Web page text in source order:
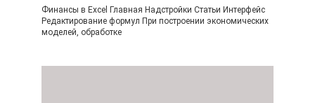
Финансы в Excel Главная Надстройки Статьи Интерфейс
Редактирование формул При построении экономических
моделей, обработке